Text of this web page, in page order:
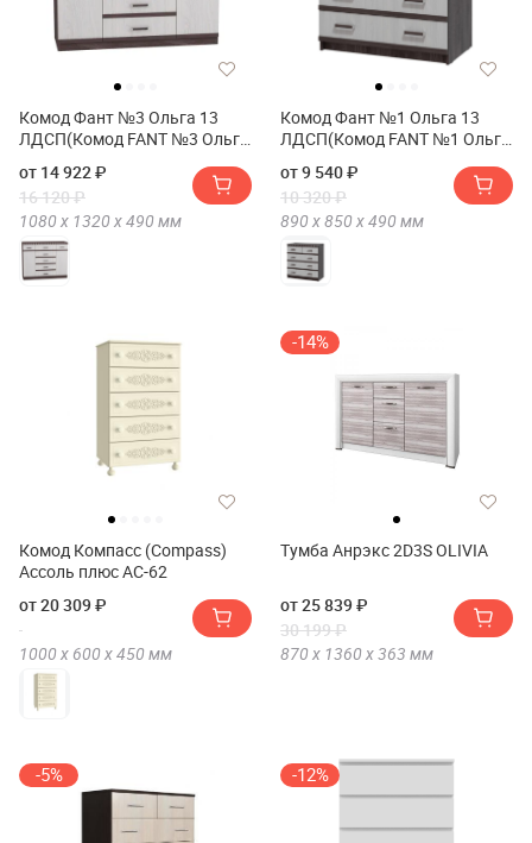
Комод Фант №3 Ольга 13
ЛДСП(Комод FANT №3 Ольга
от 14 922 ₽
16 120 ₽
1080 х 1320 х490 мм
Комод Фант №1 Ольга 13
ЛДСП(Комод FANT №1 Ольга
от 9 540 ₽
10 320 ₽
890 х850 х490 мм
Комод Компасс (Compass)
Ассоль плюс АС-62
от 20 309 ₽
1000 х 600 х450 мм
-14%
Тумба Анрэкс 2D3S OLIVIA
от 25 839 ₽
30 199 ₽
870 х 1360 х363 мм
-5% -12%